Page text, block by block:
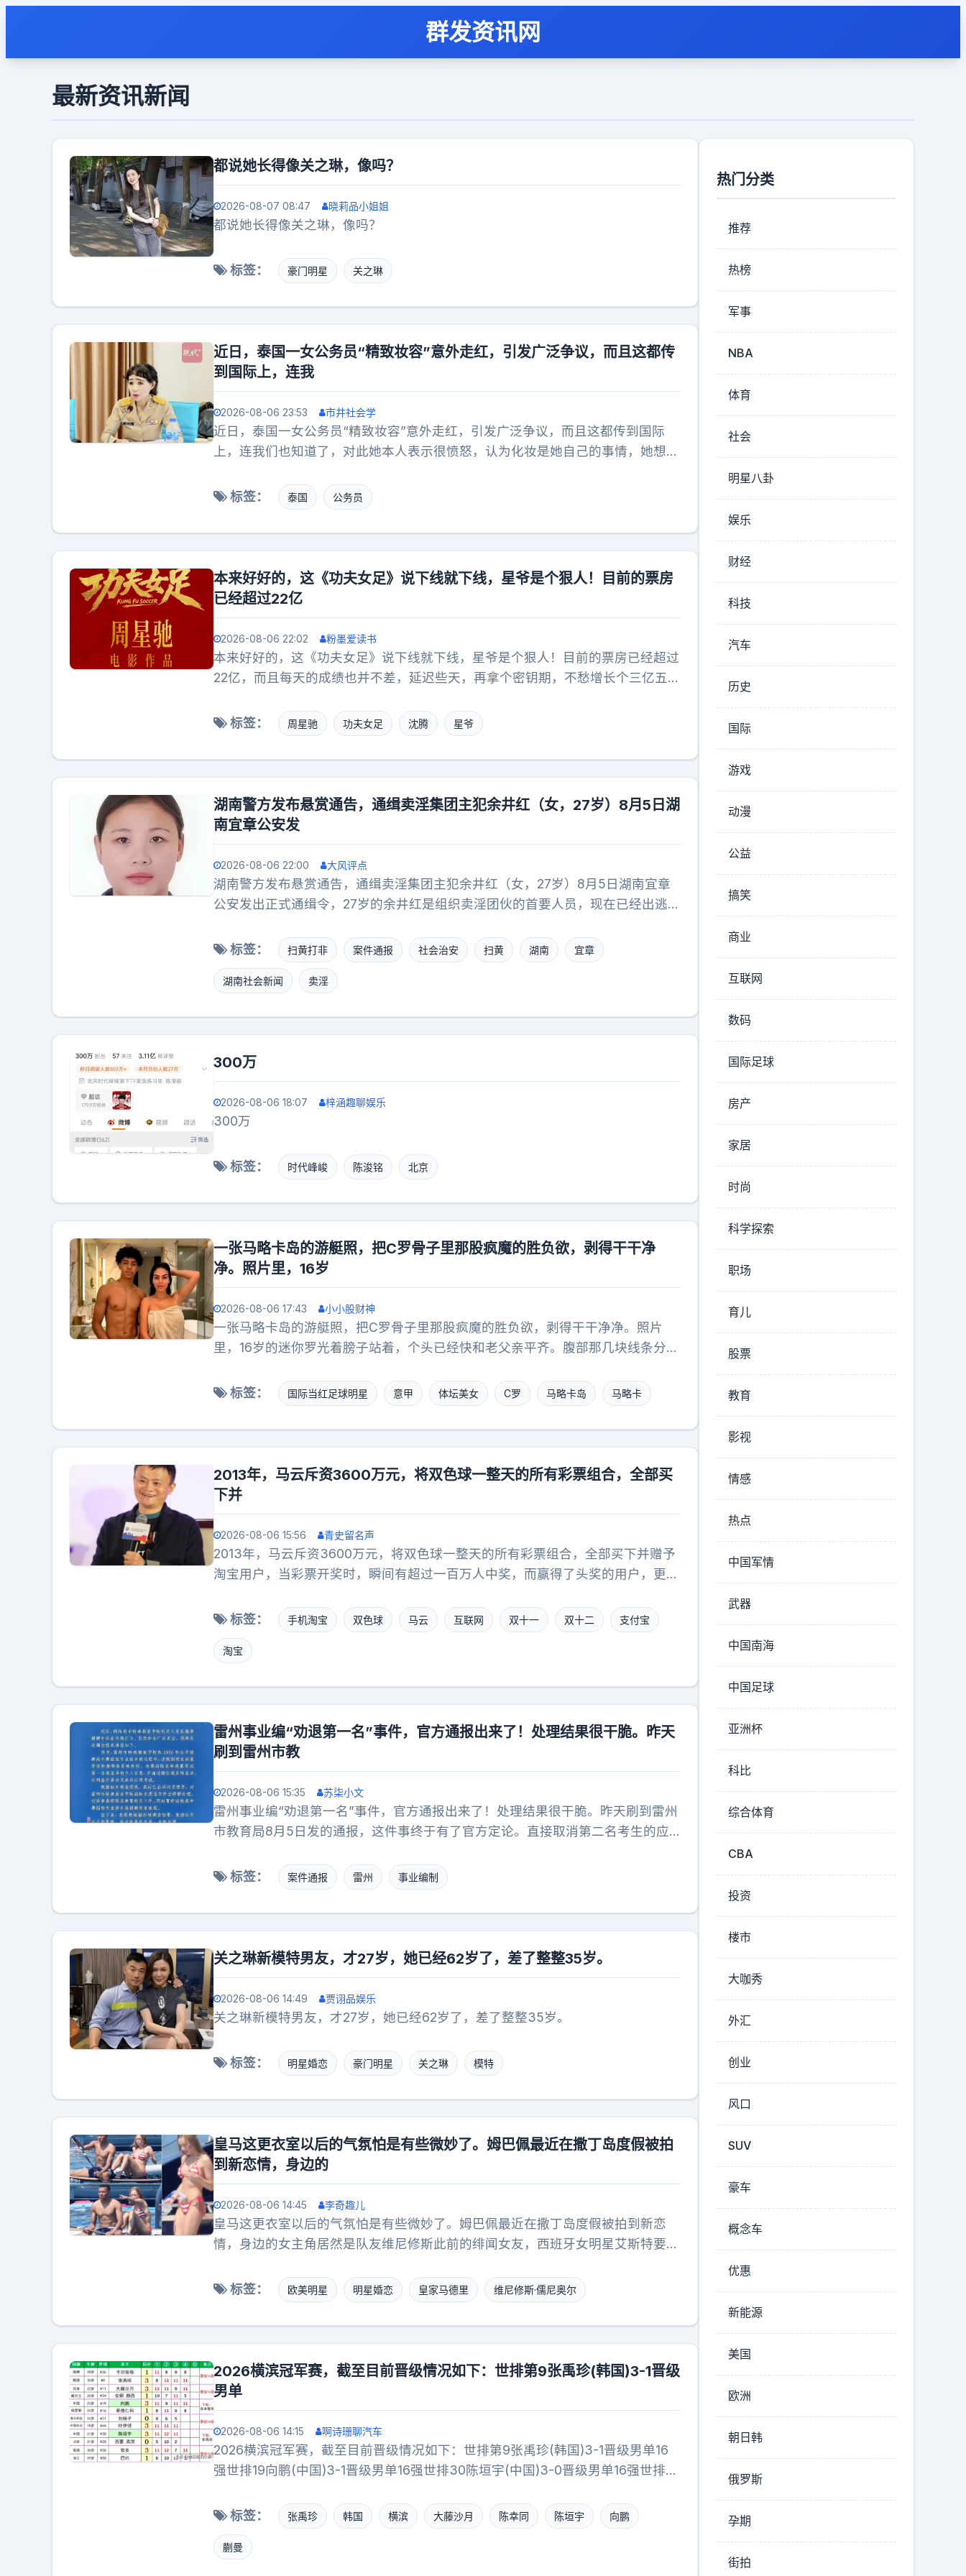
群发资讯网
最新资讯新闻
都说她长得像关之琳，像吗？
2026-08-07 08:47 晓莉品小姐姐
都说她长得像关之琳，像吗？
标签： 豪门明星 关之琳
近日，泰国一女公务员“精致妆容”意外走红，引发广泛争议，而且这都传
到国际上，连我
2026-08-06 23:53 市井社会学
近日，泰国一女公务员“精致妆容”意外走红，引发广泛争议，而且这都传到国际
上，连我们也知道了，对此她本人表示很愤怒，认为化妆是她自己的事情，她想咋
是那么容易的事情，大家如果看习惯了应该也就不会那么惊讶了吧。
标签： 泰国 公务员
本来好好的，这《功夫女足》说下线就下线，星爷是个狠人！目前的票房
已经超过22亿
2026-08-06 22:02 粉墨爱读书
本来好好的，这《功夫女足》说下线就下线，星爷是个狠人！目前的票房已经超过
22亿，而且每天的成绩也并不差，延迟些天，再拿个密钥期，不愁增长个三亿五亿
足》近期有点乏力了！说好的九零后一波之后，八零后再来一波，可八零后提前进
了场，票房却没有太大的起色，即便不能免俗也走进了董宇辉的直播间，但对票房
的拉动着实有限。那边有不安分的基因突变野蜘蛛，这边沈腾的龙餐馆也马上开
张，前狼后虎，危机重重。周星驰那性格，向来都不是迁就人，与其零零碎碎地自
取其辱，不如干脆利落撤了场。最后一天是八月十日，说来就来，时间有限，想刷
情怀的，抓紧时间吧！
标签： 周星驰 功夫女足 沈腾 星爷
湖南警方发布悬赏通告，通缉卖淫集团主犯余井红（女，27岁）8月5日湖
南宜章公安发
2026-08-06 22:00 大风评点
湖南警方发布悬赏通告，通缉卖淫集团主犯余井红（女，27岁）8月5日湖南宜章
公安发出正式通缉令，27岁的余井红是组织卖淫团伙的首要人员，现在已经出逃在
被通缉，悬赏金额高达25万元。这件事让很多人觉得十分可惜，这名女子1999年
出生，年纪并不大。早在几年前她就因为组织卖淫，被法院判处八年六个月有期徒
刑。当时她刚生下孩子，按照法律规定，哺乳期可以暂时不用入狱服刑，也就是监
伙规模很大，不少年轻女生被控制，个人生活和人身权益都会受到伤害。单看赏
金，8万比毒贩的25万低很多，但是两种犯罪带来的危害都很大。毒品会直接损伤
人的身体，组织卖淫会毁掉很多人的人生，破坏普通家庭安稳，社会治安也会跟着
受影响。不少网友提出建议，对于监外执行人员，应该强制佩戴定位芯片，只有公
犯罪，警方都会全力追查到底，逃避惩罚只会让后续的处罚变得更重，严厉打击各
标签： 扫黄打非 案件通报 社会治安 扫黄 湖南 宜章
湖南社会新闻 卖淫
300万
2026-08-06 18:07 梓涵趣聊娱乐
300万
标签： 时代峰峻 陈浚铭 北京
一张马略卡岛的游艇照，把C罗骨子里那股疯魔的胜负欲，剥得干干净
净。照片里，16岁
2026-08-06 17:43 小小股财神
一张马略卡岛的游艇照，把C罗骨子里那股疯魔的胜负欲，剥得干干净净。照片
里，16岁的迷你罗光着膀子站着，个头已经快和老父亲平齐。腹部那几块线条分明
微缩版C罗。换作一般当爹的，看到儿子这副身板早乐开了花。但C罗偏不。他硬
是在这张合影底下配了句调侃——大意是，你小子还没超过我呢。那股子生怕亲儿
子立刻上位、抢走自己高光的警惕感，直接扑面而来。连自己亲生儿子的风头都要
防着一手，这男人的好胜心简直绝了。再把视线拉到游艇的另一边。前阵子刚被八
卦媒体疯传“假结婚”的乔治娜，压根没搭理外头的口水战。她稳稳当当地带着一大
家子娃，齐齐整整地出了镜。管你外界怎么编排，她只管在镜头前演好母慈子孝，
女人在后方死守资源与底盘。从一个卖包的普通柜姐，熬成今天能稳固超级富豪后
方的核心人物。在这场名利场的顶级游戏里，你说是那个连亲生儿子都要比一比的
男人狠，还是这个能把所有暗礁都默默踩平的女人更狠？
标签： 国际当红足球明星 意甲 体坛美女 C罗 马略卡岛 马略卡
2013年，马云斥资3600万元，将双色球一整天的所有彩票组合，全部买
下并
2026-08-06 15:56 青史留名声
2013年，马云斥资3600万元，将双色球一整天的所有彩票组合，全部买下并赠予
淘宝用户，当彩票开奖时，瞬间有超过一百万人中奖，而赢得了头奖的用户，更是
2013146期。可能很多人没印象了，那几年正是国内互联网从PC往手机大迁移的
关口。微信已经起势，移动端流量涨得飞快，淘宝守着PC端的基本盘，心里急得
很，一门心思要把用户往手机淘宝上引。双十一主打卖货，双十二总得搞点出圈的
期的一等奖、二等奖、所有末等奖全都包圆了。不存在“会不会中奖”的问题，百分
百有人中头奖，区别只是砸在谁头上。领取规则也没玩套路，不用凑单，不用满
减，只要你装了最新版的手机淘宝，扫首页的大二维码就能领，一个账号一注，先
到先得。就这么简单的玩法，当天零点刚上线，一分钟就被扫了20万次，服务器
差点直接挤崩。凌晨一点的时候，已经发出去一百万注。一整天下来，一千七百多
万注彩票被抢得精光，手机淘宝的下载量直接暴涨几百万，日活冲到了当时的历史
势、追冷号，熬红了眼也未必中个五块十块。人家倒好，直接把整个号码池端了，
标价的。你眼里千载难逢的头奖，在人家眼里就是个三千多万就能打包带走的确定
性事件。开奖结果也没什么悬念，头奖必然出在领了彩票的用户里。最后拿下750
万一等奖的，是西安一位85后姑娘。当天她就在手机淘宝花了81块钱买日用品，
顺手领了张免费彩票，转头就中了大奖，扣完税到手刚好600万。除了这注头奖，
当期还开出15注二等奖，每注26万。再加上大大小小的末等奖，总共118万多人中
奖，奖金总额加起来超过2000万，淘宝一分钱没截留，全通过支付宝打给了用
了。3600万要是拿去打广告，全国卫视轮播也撑不了几天，观众看完就忘，连个
水漂都打不响。可这波送彩票不一样，话题性直接拉满，全国媒体免费报道，街头
巷尾都在聊，曝光量十个3600万的硬广都换不来。更核心的是精准拉新。想领彩
票？你就得下载手机淘宝，就得注册账号，就得打开APP扫码。几千万的话题热
度，最后转化成几百万实打实的新用户，连领奖都得用支付宝，等于一次性走完了
下载、注册、激活、使用全流程，比什么地推、补贴效率高太多。最妙的是社交裂
于每个中奖的人都成了免费宣传员，一传十十传百，传播效果直接翻几倍。同样是
撒钱，别家撒完用户薅完羊毛就卸载，他撒完用户不仅留着APP，还主动帮你宣
传。这才是真的会花钱。当然也有人质疑过合规性，说这么干算不算变相卖彩票。
票销售，也没赚一分钱奖金，本质就是个营销赠品，没什么毛病。后来这么多年，
再也没哪家企业复刻过这个操作。一方面是后来互联网售彩监管收紧，这种大规模
干，各种野路子都敢试。如今手机淘宝早就成了国民级应用，没人再记得当年拉新
有多拼，但这波3600万包下双色球的操作，至今还是互联网营销里教科书级别的
作，背地里都是算得明明白白的生意账。普通人凑个热闹，中个几块钱开心一下就
够了。真要琢磨门道，不如看看人家是怎么把三千六百万，花出几个亿的效果来
的。
标签： 手机淘宝 双色球 马云 互联网 双十一 双十二 支付宝
淘宝
雷州事业编“劝退第一名”事件，官方通报出来了！处理结果很干脆。昨天
刷到雷州市教
2026-08-06 15:35 苏柒小文
雷州事业编“劝退第一名”事件，官方通报出来了！处理结果很干脆。昨天刷到雷州
市教育局8月5日发的通报，这件事终于有了官方定论。直接取消第二名考生的应
太极没和稀泥，每一拳都砸在点子上，看得人心里透亮。之前不少人还捏着一把
汗，怕又是内部批评两句就草草收场。毕竟都是抬头不见低头见的同事，犯不着为
个外乡人伤了和气，这种事过去也不是没先例。这回官方没给任何人留面子，白纸
黑字把问题摆得明明白白。没拿“一时糊涂”当借口打圆场，也没把锅全甩给考生个
人，责任一层层往上追，谁也别想置身事外。本来第二名的笔试成绩不算差，跟第
好办事”的歪理，钱没花出去事先败露，反倒把前途搭了进去。基层招聘那点人情
账，好多地方都心照不宣。谁家亲戚在单位当差，面试打分就能悄悄抬两分，只要
则摆到太阳底下晒。很多人挤破头考编，图的就是凭本事吃饭，要是最后拼的是爹
妈人脉，那刷到起皱的题库、熬到凌晨的夜，不全都成了笑话。一次通报处理只是
区讨论。
标签： 案件通报 雷州 事业编制
关之琳新模特男友，才27岁，她已经62岁了，差了整整35岁。
2026-08-06 14:49 贾诩品娱乐
关之琳新模特男友，才27岁，她已经62岁了，差了整整35岁。
标签： 明星婚恋 豪门明星 关之琳 模特
皇马这更衣室以后的气氛怕是有些微妙了。姆巴佩最近在撒丁岛度假被拍
到新恋情，身边的
2026-08-06 14:45 李奇趣儿
皇马这更衣室以后的气氛怕是有些微妙了。姆巴佩最近在撒丁岛度假被拍到新恋
情，身边的女主角居然是队友维尼修斯此前的绯闻女友，西班牙女明星艾斯特要知
传得沸沸扬扬，虽然女方后来澄清只是朋友，但如今她成了姆巴佩的枕边人，这关
系确实有点绕不过这两位顶流根本不在乎外界怎么看。在度假区被狗仔围着拍，他
们既不遮掩也不澄清，大大方方在镜头下搂搂抱抱，主打一个随性比起有些明星谈
个恋爱全副武装防贼一样的架势，人家这种态度反而显得真实。说到底，混到他们
这个段位，早就不用看任何人的脸色了，自己开心才是最要紧的
标签： 欧美明星 明星婚恋 皇家马德里 维尼修斯·儒尼奥尔
2026横滨冠军赛，截至目前晋级情况如下：世排第9张禹珍(韩国)3-1晋级
男单
2026-08-06 14:15 啊诗珊聊汽车
2026横滨冠军赛，截至目前晋级情况如下：世排第9张禹珍(韩国)3-1晋级男单16
强世排19向鹏(中国)3-1晋级男单16强世排30陈垣宇(中国)3-0晋级男单16强世排11
36张安(美国)3-1晋级女单16强国乒女单4人：陈幸同、蒯曼、陈熠、王艺迪全员晋
级女单16强国乒男单4人：向鹏、陈垣宇晋级男单16强；温瑞博、周启豪止步男单
32强
标签： 张禹珍 韩国 横滨 大藤沙月 陈幸同 陈垣宇 向鹏
蒯曼
热门分类
推荐
热榜
军事
NBA
体育
社会
明星八卦
娱乐
财经
科技
汽车
历史
国际
游戏
动漫
公益
搞笑
商业
互联网
数码
国际足球
房产
家居
时尚
科学探索
职场
育儿
股票
教育
影视
情感
热点
中国军情
武器
中国南海
中国足球
亚洲杯
科比
综合体育
CBA
投资
楼市
大咖秀
外汇
创业
风口
SUV
豪车
概念车
优惠
新能源
美国
欧洲
朝日韩
俄罗斯
孕期
街拍